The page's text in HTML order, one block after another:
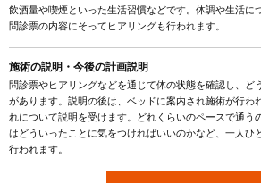
飲酒量や喫煙といった生活習慣などです。体調や生活に
問診票の内容にそってヒアリングも行われます。
施術の説明・今後の計画説明
問診票やヒアリングなどを通じて体の状態を確認し、ど
があります。説明の後は、ベッドに案内され施術が行わ
れについて説明を受けます。どれくらいのペースで通う
はどういったことに気をつければいいのかなど、一人ひ
行われます。